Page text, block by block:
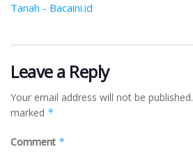
Tanah - Bacaini.id
Leave a Reply
Your email address will not be published.
marked *
Comment *